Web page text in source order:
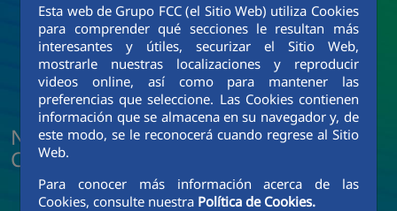
Esta web de Grupo FCC (el Sitio Web) utiliza Cookies
para comprender qué secciones le resultan más
interesantes y útiles, securizar el Sitio Web,
mostrarle nuestras localizaciones y reproducir
videos online, así como para mantener las
preferencias que seleccione. Las Cookies contienen
información que se almacena en su navegador y, de
este modo, se le reconocerá cuando regrese al Sitio
Web.
Para conocer más información acerca de las
Cookies, consulte nuestra Política de Cookies.
Noticias y actualidad de FCC
Construcción